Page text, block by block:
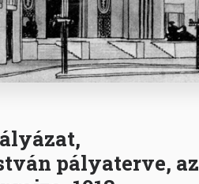
pályaterve, az